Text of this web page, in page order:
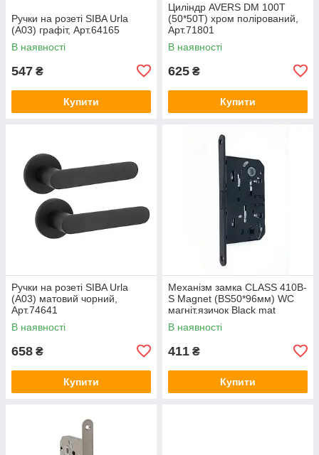
Ручки на розеті SIBA Urla
(А03) графіт, Арт.64165
В наявності
547 ₴
Купити
Циліндр AVERS DM 100T
(50*50T) хром полірований,
Арт.71801
В наявності
625 ₴
Купити
Ручки на розеті SIBA Urla
(А03) матовий чорний,
Арт.74641
В наявності
658 ₴
Купити
Механізм замка CLASS 410B-
S Magnet (BS50*96мм) WC
магніт.язичок Black mat
чорний матовий, Арт.74647
В наявності
411 ₴
Купити